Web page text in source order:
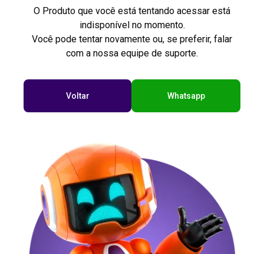
O Produto que você está tentando acessar está
indisponível no momento.
Você pode tentar novamente ou, se preferir, falar
com a nossa equipe de suporte.
Voltar Whatsapp